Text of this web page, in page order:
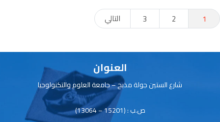
تعدد
صفحات
1
2
3 التالي
العنوان
شارع الستين جولة مذبح – جامعة العلوم والتكنولوجيا
ص.ب : (15201 – 13064)